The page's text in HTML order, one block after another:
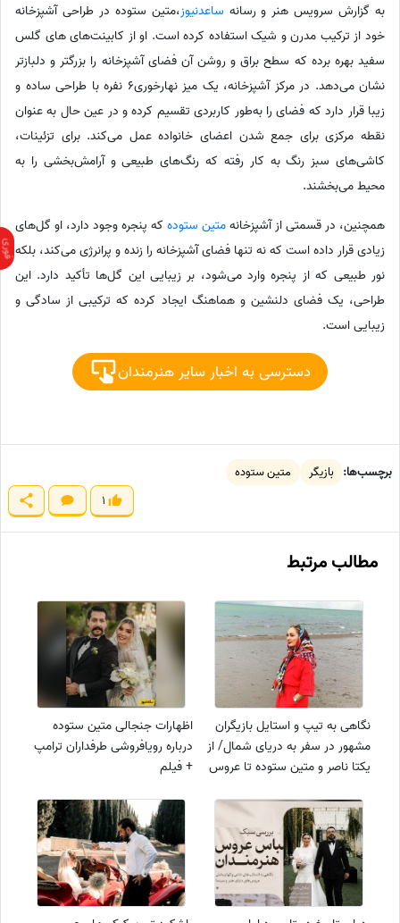
به گزارش سرویس هنر و رسانه ساعدنیوز،متین ستوده در طراحی آشپزخانه
خود از ترکیب مدرن و شیک استفاده کرده است. او از کابینت‌های های گلس
سفید بهره برده که سطح براق و روشن آن فضای آشپزخانه را بزرگتر و دلبازتر
نشان می‌دهد. در مرکز آشپزخانه، یک میز نهارخوری6 نفره با طراحی ساده و
زیبا قرار دارد که فضای را به‌طور کاربردی تقسیم کرده و در عین حال به عنوان
نقطه مرکزی برای جمع شدن اعضای خانواده عمل می‌کند. برای تزئینات،
کاشی‌های سبز رنگ به کار رفته که رنگ‌های طبیعی و آرامش‌بخشی را به
محیط می‌بخشند.
همچنین، در قسمتی از آشپزخانهمتین ستوده که پنجره وجود دارد، او گل‌های
زیادی قرار داده است که نه تنها فضای آشپزخانه را زنده و پرانرژی می‌کند، بلکه
نور طبیعی که از پنجره وارد می‌شود، بر زیبایی این گل‌ها تأکید دارد. این
طراحی، یک فضای دلنشین و هماهنگ ایجاد کرده که ترکیبی از سادگی و
زیبایی است.
دسترسی به اخبار سایر هنرمندان
برچسب‌ها: بازیگر
متین ستوده
1
مطالب مرتبط
نگاهی به تیپ و استایل بازیگران
مشهور در سفر به دریای شمال/ از
یکتا ناصر و متین ستوده تا عروس
خانی+عکس
اظهارات جنجالی متین ستوده
درباره رویافروشی طرفداران ترامپ
+ فیلم